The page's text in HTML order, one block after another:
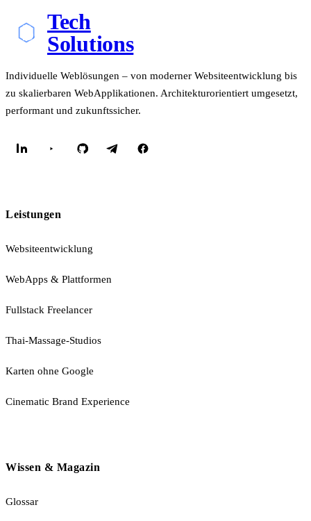
Tech
Solutions
Individuelle Weblösungen – von moderner Websiteentwicklung bis
zu skalierbaren WebApplikationen. Architekturorientiert umgesetzt,
performant und zukunftssicher.
Leistungen
Websiteentwicklung
WebApps & Plattformen
Fullstack Freelancer
Thai-Massage-Studios
Karten ohne Google
Cinematic Brand Experience
Wissen & Magazin
Glossar